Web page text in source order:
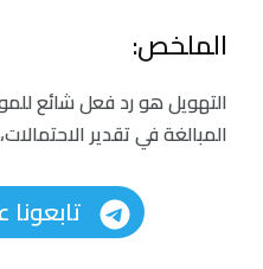
الملخص:
التهويل هو رد فعل شائع
المبالغة في تقدير
تابعونا